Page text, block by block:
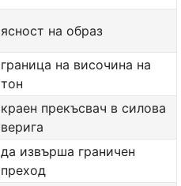
ясност на образ
граница на височина на
тон
краен прекъсвач в силова
верига
да извърша граничен
преход